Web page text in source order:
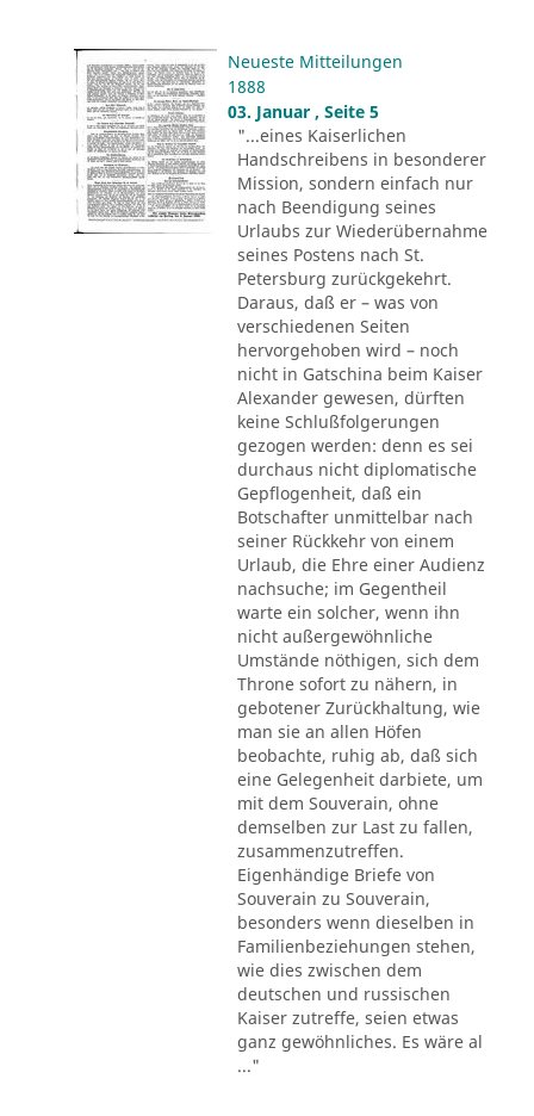
Neueste Mitteilungen
1888
03. Januar , Seite 5
"...eines Kaiserlichen
Handschreibens in besonderer
Mission, sondern einfach nur
nach Beendigung seines
Urlaubs zur Wiederübernahme
seines Postens nach St.
Petersburg zurückgekehrt.
Daraus, daß er – was von
verschiedenen Seiten
hervorgehoben wird – noch
nicht in Gatschina beim Kaiser
Alexander gewesen, dürften
keine Schlußfolgerungen
gezogen werden: denn es sei
durchaus nicht diplomatische
Gepflogenheit, daß ein
Botschafter unmittelbar nach
seiner Rückkehr von einem
Urlaub, die Ehre einer Audienz
nachsuche; im Gegentheil
warte ein solcher, wenn ihn
nicht außergewöhnliche
Umstände nöthigen, sich dem
Throne sofort zu nähern, in
gebotener Zurückhaltung, wie
man sie an allen Höfen
beobachte, ruhig ab, daß sich
eine Gelegenheit darbiete, um
mit dem Souverain, ohne
demselben zur Last zu fallen,
zusammenzutreffen.
Eigenhändige Briefe von
Souverain zu Souverain,
besonders wenn dieselben in
Familienbeziehungen stehen,
wie dies zwischen dem
deutschen und russischen
Kaiser zutreffe, seien etwas
ganz gewöhnliches. Es wäre al
..."